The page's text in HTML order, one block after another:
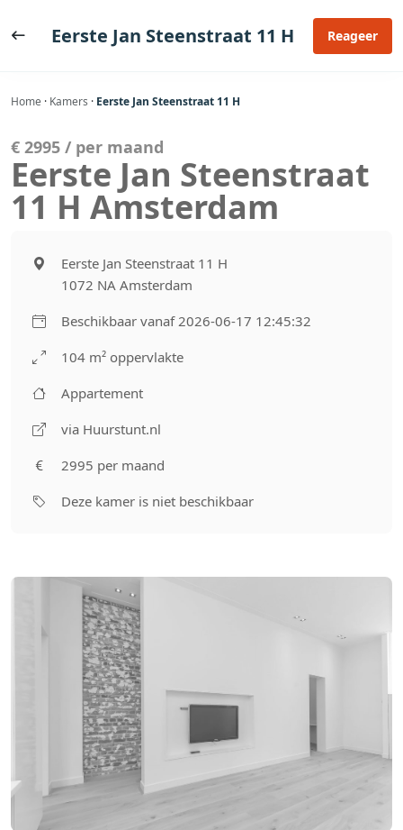
naar
Eerste Jan Steenstraat 11 H Reageer
Home · Kamers · Eerste Jan Steenstraat 11 H
€ 2995 / per maand
Eerste Jan Steenstraat
11 H Amsterdam
Eerste Jan Steenstraat 11 H
1072 NA Amsterdam
Beschikbaar vanaf 2026-06-17 12:45:32
104 m² oppervlakte
Appartement
via Huurstunt.nl
2995 per maand
Deze kamer is niet beschikbaar